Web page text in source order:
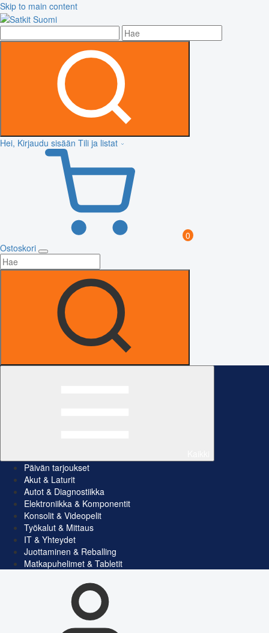
Skip to main content
Hei, Kirjaudu sisään Tili ja listat
0
Ostoskori
Päivän tarjoukset
Akut & Laturit
Autot & Diagnostiikka
Elektroniikka & Komponentit
Konsolit & Videopelit
Työkalut & Mittaus
IT & Yhteydet
Juottaminen & Reballing
Matkapuhelimet & Tabletit